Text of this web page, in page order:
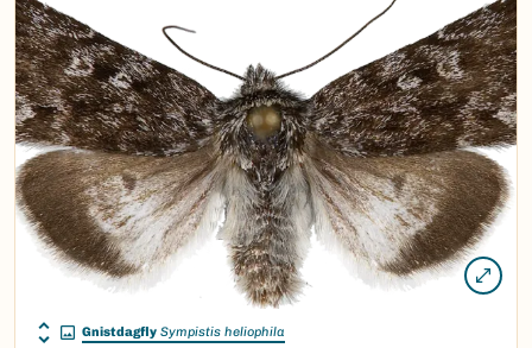
Gnistdagfly Sympistis heliophila